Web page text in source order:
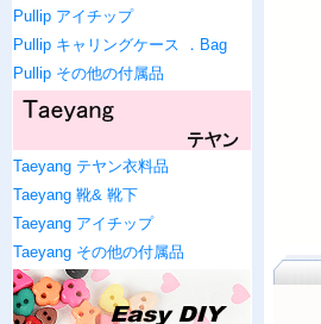
Pullip アイチップ
Pullip キャリングケース ．Bag
Pullip その他の付属品
Taeyang テヤン衣料品
Taeyang 靴& 靴下
Taeyang アイチップ
Taeyang その他の付属品